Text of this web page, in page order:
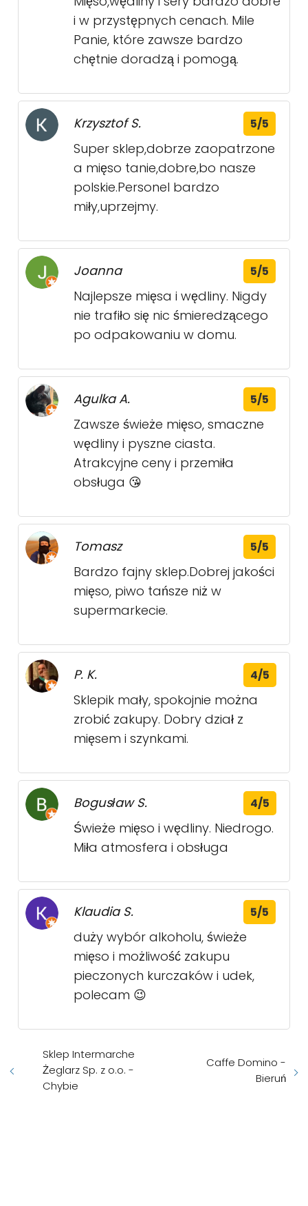
i w przystępnych cenach. Mile
Panie, które zawsze bardzo
chętnie doradzą i pomogą.
Krzysztof S. 5/5
Super sklep,dobrze zaopatrzone
a mięso tanie,dobre,bo nasze
polskie.Personel bardzo
miły,uprzejmy.
Joanna 5/5
Najlepsze mięsa i wędliny. Nigdy
nie trafiło się nic śmieredzącego
po odpakowaniu w domu.
Agulka A. 5/5
Zawsze świeże mięso, smaczne
wędliny i pyszne ciasta.
Atrakcyjne ceny i przemiła
obsługa 😘
Tomasz 5/5
Bardzo fajny sklep.Dobrej jakości
mięso, piwo tańsze niż w
supermarkecie.
P. K. 4/5
Sklepik mały, spokojnie można
zrobić zakupy. Dobry dział z
mięsem i szynkami.
Bogusław S. 4/5
Świeże mięso i wędliny. Niedrogo.
Miła atmosfera i obsługa
Klaudia S. 5/5
duży wybór alkoholu, świeże
mięso i możliwość zakupu
pieczonych kurczaków i udek,
polecam 😉
Sklep Intermarche
Żeglarz Sp. z o.o. -
Chybie
Caffe Domino -
Bieruń